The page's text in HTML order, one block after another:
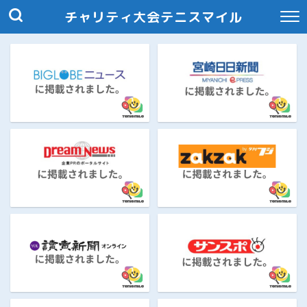
チャリティ大会テニスマイル